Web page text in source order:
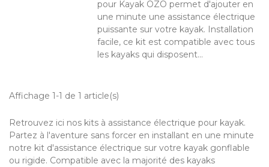
pour Kayak OZO permet d'ajouter en
une minute une assistance électrique
puissante sur votre kayak. Installation
facile, ce kit est compatible avec tous
les kayaks qui disposent...
Affichage 1-1 de 1 article(s)
Retrouvez ici nos kits à assistance électrique pour kayak.
Partez à l'aventure sans forcer en installant en une minute
notre kit d'assistance électrique sur votre kayak gonflable
ou rigide. Compatible avec la majorité des kayaks